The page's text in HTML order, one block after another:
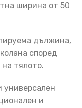
ширина от 50
дължина,
според
тялото.
универсален
и